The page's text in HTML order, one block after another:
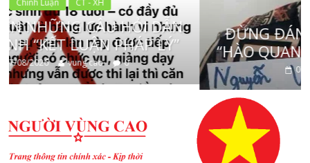
KHÁT VỌNG VƯƠN MÌNH CỦA DÂN TỘC
LÝ”
Nhịp Sống Trẻ
ĐỪNG ĐÁNH ĐỔI TƯƠNG LAI
“HÀO QUANG ẢO” TRÊN MẠNG
07/08/2026 vung cao